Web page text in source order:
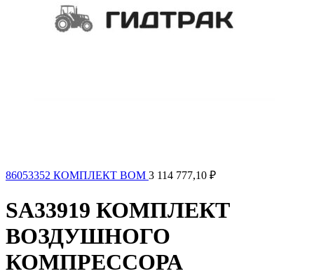
86053352 КОМПЛЕКТ ВОМ 3 114 777,10 ₽
SA33919 КОМПЛЕКТ
ВОЗДУШНОГО
КОМПРЕССОРА